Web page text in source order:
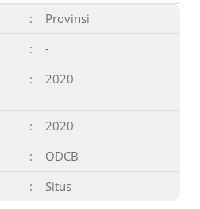
:
Provinsi
:
-
: 2020
:
2020
:
ODCB
: Situs